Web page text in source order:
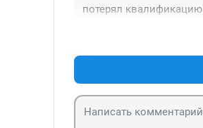
потерял квалификацию